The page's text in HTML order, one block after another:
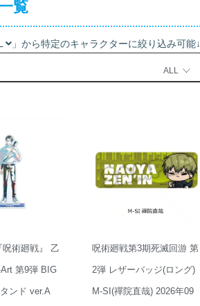
覧
」から特定のキャラクターに絞り込み可能↓
ALL
術廻戦』 乙
第9弾 BIG
ンド ver.A
呪術廻戦第3期死滅回游 第
2弾 レザーバッジ(ロング)
M-SI(禪院直哉) 2026年09